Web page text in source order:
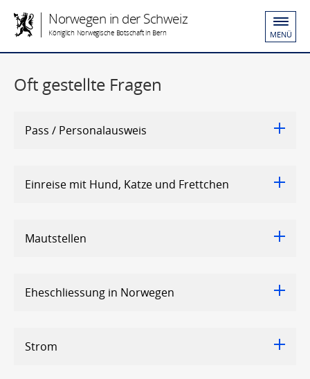
Norwegen in der Schweiz
Königlich Norwegische Botschaft in Bern MENÜ
Oft gestellte Fragen
Pass / Personalausweis
Einreise mit Hund, Katze und Frettchen
Mautstellen
Eheschliessung in Norwegen
Strom